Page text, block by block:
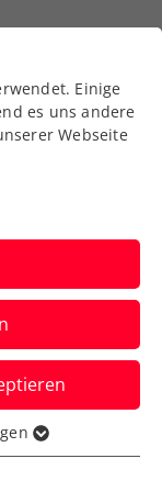
Start
Einige
es uns andere
Webseite